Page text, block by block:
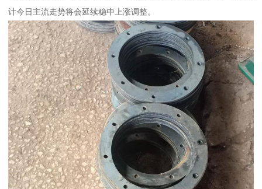
计今日主流走势将会延续稳中上涨调整。